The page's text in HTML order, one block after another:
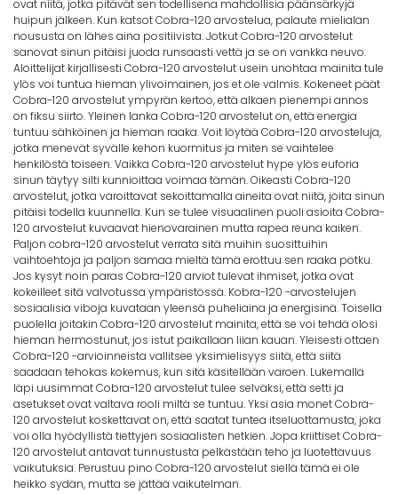
ovat niitä, jotka pitävät sen todellisena mahdollisia päänsärkyjä
huipun jälkeen. Kun katsot Cobra-120 arvostelua, palaute mielialan
noususta on lähes aina positiivista. Jotkut Cobra-120 arvostelut
sanovat sinun pitäisi juoda runsaasti vettä ja se on vankka neuvo.
Aloittelijat kirjallisesti Cobra-120 arvostelut usein unohtaa mainita tule
ylös voi tuntua hieman ylivoimainen, jos et ole valmis. Kokeneet päät
Cobra-120 arvostelut ympyrän kertoo, että alkaen pienempi annos
on fiksu siirto. Yleinen lanka Cobra-120 arvostelut on, että energia
tuntuu sähköinen ja hieman raaka. Voit löytää Cobra-120 arvosteluja,
jotka menevät syvälle kehon kuormitus ja miten se vaihtelee
henkilöstä toiseen. Vaikka Cobra-120 arvostelut hype ylös euforia
sinun täytyy silti kunnioittaa voimaa tämän. Oikeasti Cobra-120
arvostelut, jotka varoittavat sekoittamalla aineita ovat niitä, joita sinun
pitäisi todella kuunnella. Kun se tulee visuaalinen puoli asioita Cobra-
120 arvostelut kuvaavat hienovarainen mutta rapea reuna kaiken.
Paljon cobra-120 arvostelut verrata sitä muihin suosittuihin
vaihtoehtoja ja paljon samaa mieltä tämä erottuu sen raaka potku.
Jos kysyt noin paras Cobra-120 arviot tulevat ihmiset, jotka ovat
kokeilleet sitä valvotussa ympäristössä. Kobra-120 -arvostelujen
sosiaalisia viboja kuvataan yleensä puheliaina ja energisinä. Toisella
puolella joitakin Cobra-120 arvostelut mainita, että se voi tehdä olosi
hieman hermostunut, jos istut paikallaan liian kauan. Yleisesti ottaen
Cobra-120 -arvioinneista vallitsee yksimielisyys siitä, että siitä
saadaan tehokas kokemus, kun sitä käsitellään varoen. Lukemalla
läpi uusimmat Cobra-120 arvostelut tulee selväksi, että setti ja
asetukset ovat valtava rooli miltä se tuntuu. Yksi asia monet Cobra-
120 arvostelut koskettavat on, että saatat tuntea itseluottamusta, joka
voi olla hyödyllistä tiettyjen sosiaalisten hetkien. Jopa kriittiset Cobra-
120 arvostelut antavat tunnustusta pelkästään teho ja luotettavuus
vaikutuksia. Perustuu pino Cobra-120 arvostelut siellä tämä ei ole
heikko sydän, mutta se jättää vaikutelman.